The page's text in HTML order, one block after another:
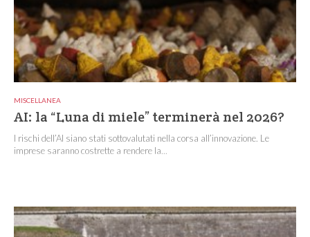
MISCELLANEA
AI: la “Luna di miele” terminerà nel 2026?
I rischi dell’AI siano stati sottovalutati nella corsa all’innovazione. Le
imprese saranno costrette a rendere la...